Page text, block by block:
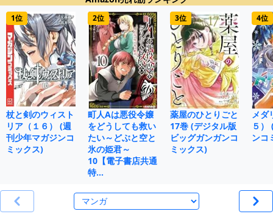
1位
杖と剣のウィスト
リア（１６） (週
刊少年マガジンコ
ミックス)
2位
町人Aは悪役令嬢
をどうしても救い
たい～どぶと空と
氷の姫君～
10【電子書店共通
特…
3位
薬屋のひとりごと
17巻 (デジタル版
ビッグガンガンコ
ミックス)
4位
メダ
５）
ンコ